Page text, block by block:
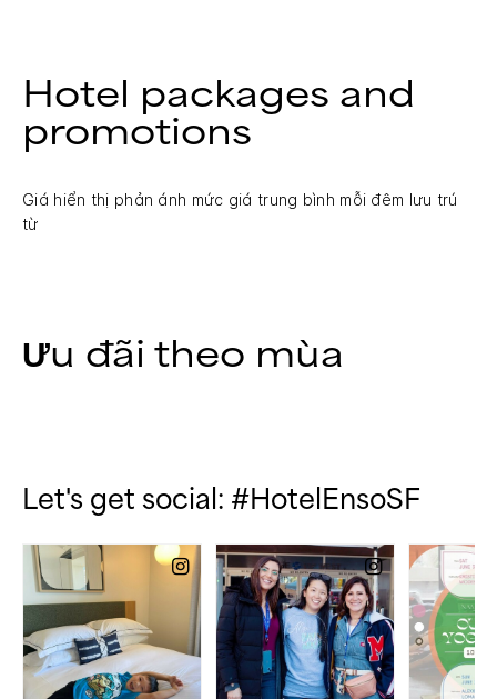
Hotel packages and
promotions
Giá hiển thị phản ánh mức giá trung bình mỗi đêm lưu trú
từ
Ưu đãi theo mùa
Let's get social: #HotelEnsoSF